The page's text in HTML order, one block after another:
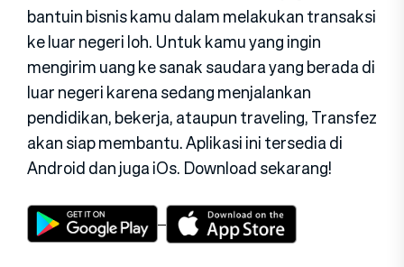
bantuin bisnis kamu dalam melakukan transaksi
ke luar negeri loh. Untuk kamu yang ingin
mengirim uang ke sanak saudara yang berada di
luar negeri karena sedang menjalankan
pendidikan, bekerja, ataupun traveling, Transfez
akan siap membantu. Aplikasi ini tersedia di
Android dan juga iOs. Download sekarang!